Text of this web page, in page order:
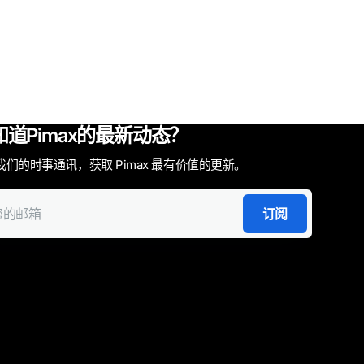
道Pimax的最新动态？
们的时事通讯，获取 Pimax 最有价值的更新。
订阅